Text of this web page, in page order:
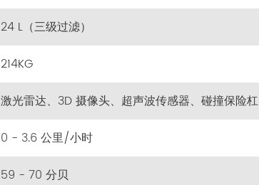
24 L（三级过滤）
214KG
激光雷达、3D 摄像头、超声波传感器、碰撞保险杠
0 - 3.6 公里/小时
59 - 70 分贝